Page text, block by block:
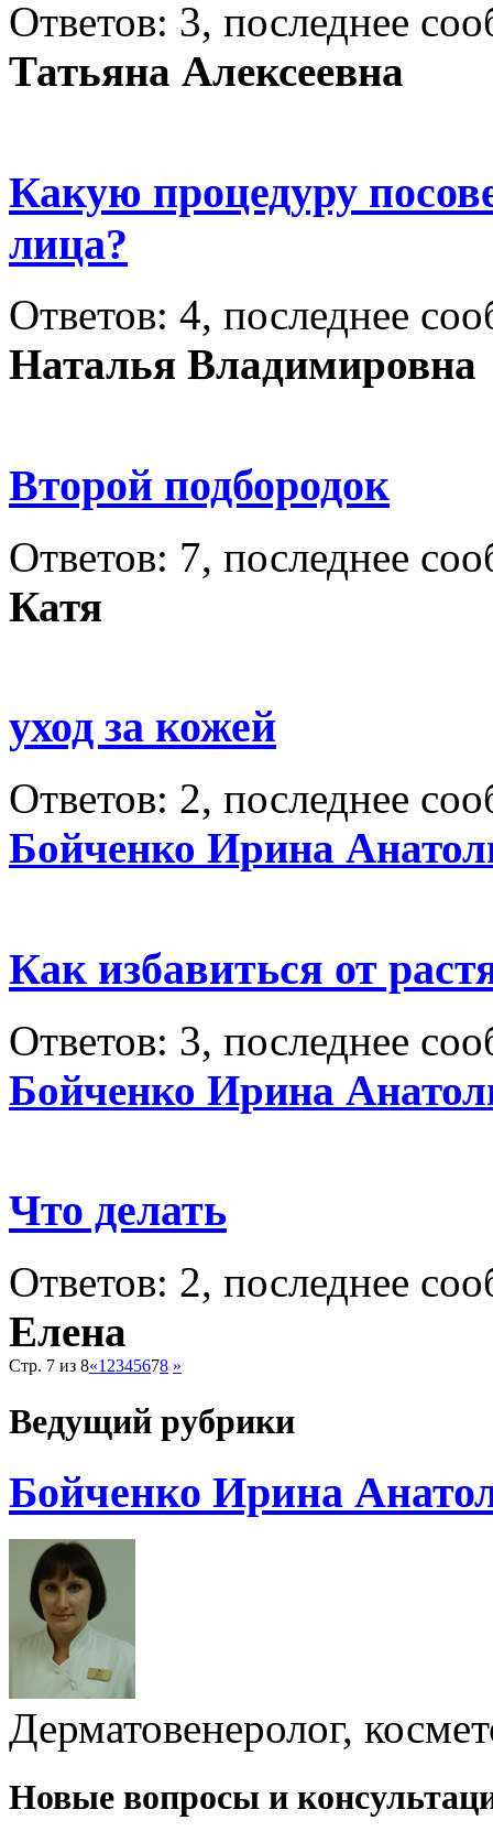
Ответов: 3, последнее
Татьяна Алексеевна
Какую процедуру
лица?
Ответов: 4, последнее
Наталья Владимировна
Второй подбородок
Ответов: 7, последнее
Катя
уход за кожей
Ответов: 2, последнее
Бойченко Ирина
Как избавиться от
Ответов: 3, последнее
Бойченко Ирина
Что делать
Ответов: 2, последнее
Елена
Стр. 7 из 8«1 2345678 »
Ведущий рубрики
Бойченко Ирина
Дерматовенеролог,
Новые вопросы и